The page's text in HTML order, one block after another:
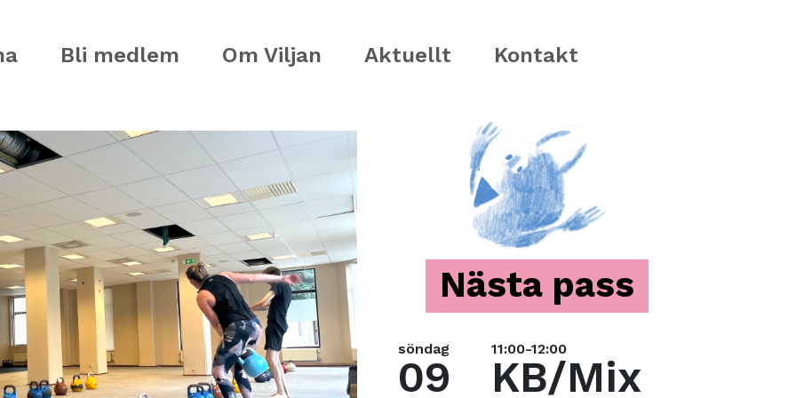
Bli medlem Om Viljan Aktuellt Kontakt
Nästa pass
söndag
09
11:00-12:00
KB/Mix